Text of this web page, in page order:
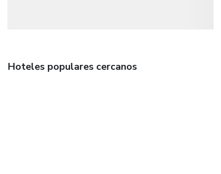
Hoteles populares cercanos